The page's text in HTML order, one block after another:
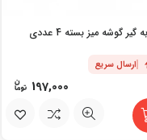
گیر گوشه میز بسته 4 عددی
ارسال سریع
197,000